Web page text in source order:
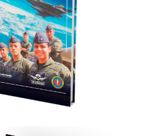
Aviación “Marco
años forjando el
– 2023